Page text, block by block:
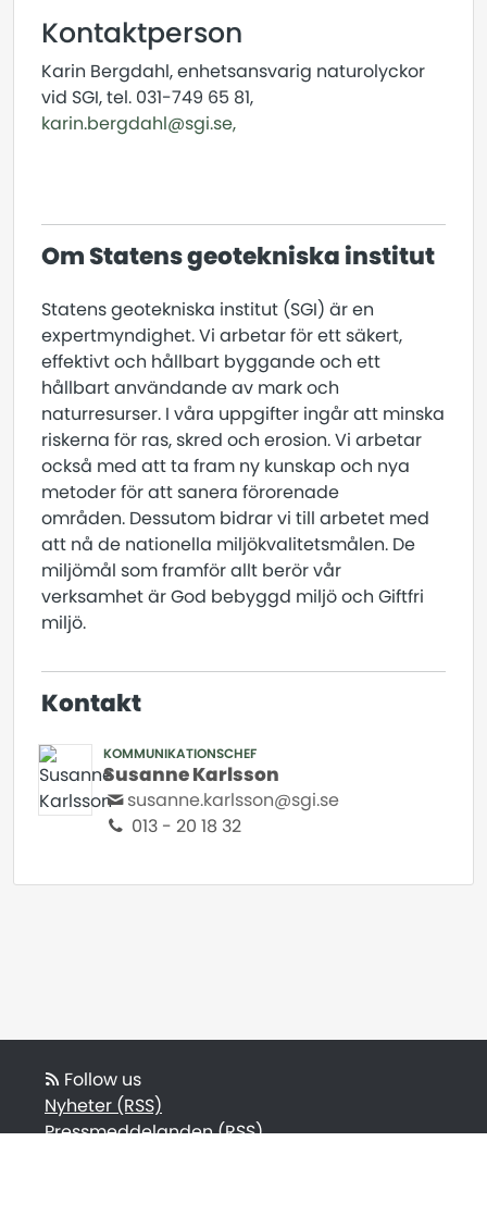
Kontaktperson
Karin Bergdahl, enhetsansvarig naturolyckor
vid SGI, tel. 031-749 65 81,
karin.bergdahl@sgi.se,
Om Statens geotekniska institut
Statens geotekniska institut (SGI) är en
expertmyndighet. Vi arbetar för ett säkert,
effektivt och hållbart byggande och ett
hållbart användande av mark och
naturresurser. I våra uppgifter ingår att minska
riskerna för ras, skred och erosion. Vi arbetar
också med att ta fram ny kunskap och nya
metoder för att sanera förorenade
områden. Dessutom bidrar vi till arbetet med
att nå de nationella miljökvalitetsmålen. De
miljömål som framför allt berör vår
verksamhet är God bebyggd miljö och Giftfri
miljö.
Kontakt
KOMMUNIKATIONSCHEF
Susanne Karlsson
susanne.karlsson@sgi.se
013 - 20 18 32
Follow us
Nyheter (RSS)
Pressmeddelanden (RSS)